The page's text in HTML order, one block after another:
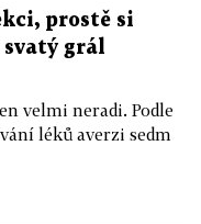
prostě si
grál
velmi neradi. Podle
léků averzi sedm